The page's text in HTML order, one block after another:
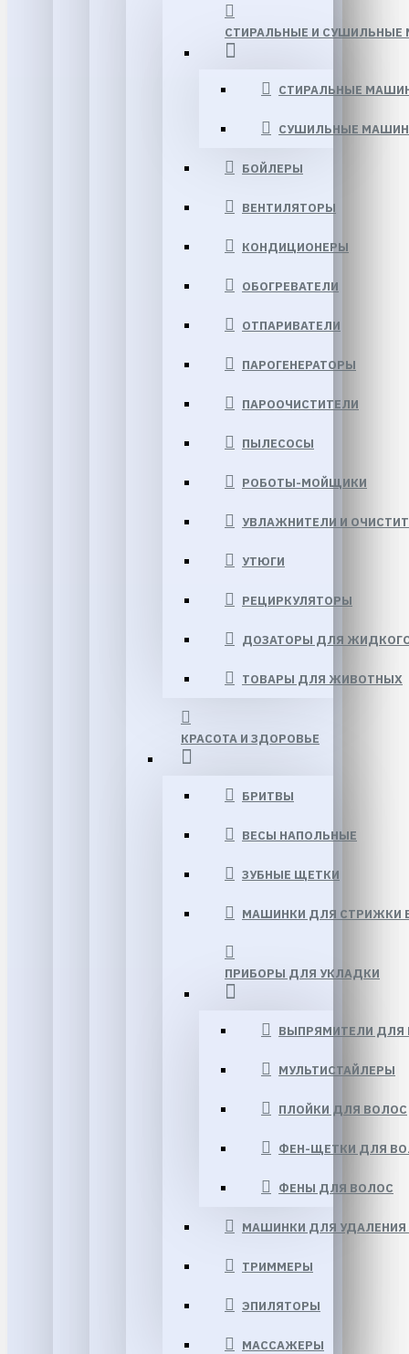
СТИРАЛЬНЫЕ И
СТИРАЛЬНЫЕ
СУШИЛЬНЫЕ
БОЙЛЕРЫ
ВЕНТИЛЯТОРЫ
КОНДИЦИОНЕРЫ
ОБОГРЕВАТЕЛИ
ОТПАРИВАТЕЛИ
ПАРОГЕНЕРАТОРЫ
ПАРООЧИСТИТЕЛИ
ПЫЛЕСОСЫ
РОБОТЫ-МОЙЩИКИ
УВЛАЖНИТЕЛИ И
УТЮГИ
РЕЦИРКУЛЯТОРЫ
ДОЗАТОРЫ ДЛЯ
ТОВАРЫ ДЛЯ ЖИВОТНЫХ
КРАСОТА И ЗДОРОВЬЕ
БРИТВЫ
ВЕСЫ НАПОЛЬНЫЕ
ЗУБНЫЕ ЩЕТКИ
МАШИНКИ ДЛЯ СТРИЖКИ
ПРИБОРЫ ДЛЯ УКЛАДКИ
ВЫПРЯМИТЕЛИ ДЛЯ
МУЛЬТИСТАЙЛЕРЫ
ПЛОЙКИ ДЛЯ ВОЛОС
ФЕН-ЩЕТКИ ДЛЯ
ФЕНЫ ДЛЯ ВОЛОС
МАШИНКИ ДЛЯ
ТРИММЕРЫ
ЭПИЛЯТОРЫ
МАССАЖЕРЫ